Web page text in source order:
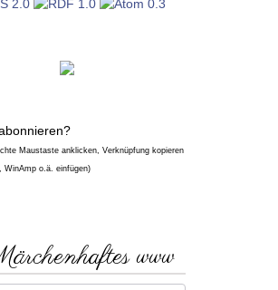
Maustaste anklicken, Verknüpfung kopieren
WinAmp o.ä. einfügen)
www